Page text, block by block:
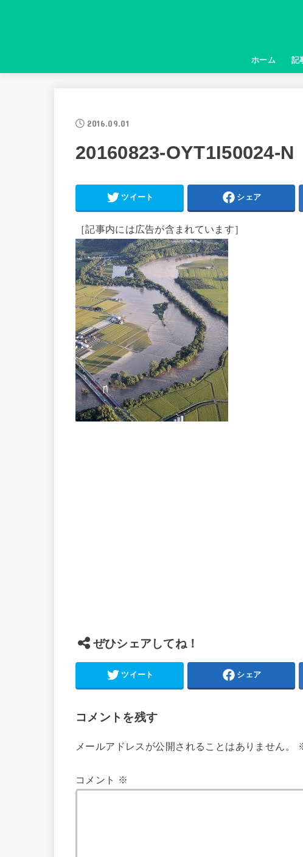
ホーム 記
2016.09.01
20160823-OYT1I50024-N
ツイート シェア
［記事内には広告が含まれています］
ぜひシェアしてね！
ツイート シェア
コメントを残す
メールアドレスが公開されることはありません。
コメント ※